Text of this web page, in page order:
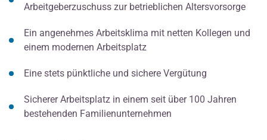
Arbeitgeberzuschuss zur betrieblichen Altersvorsorge
Ein angenehmes Arbeitsklima mit netten Kollegen und
einem modernen Arbeitsplatz
Eine stets pünktliche und sichere Vergütung
Sicherer Arbeitsplatz in einem seit über 100 Jahren
bestehenden Familienunternehmen